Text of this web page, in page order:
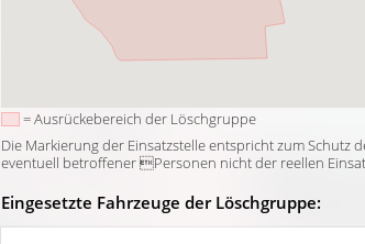
= Ausrückebereich der Löschgruppe
Die Markierung der Einsatzstelle entspricht zum Schutz
eventuell betroffener Personen nicht der reellen
Eingesetzte Fahrzeuge der Löschgruppe: